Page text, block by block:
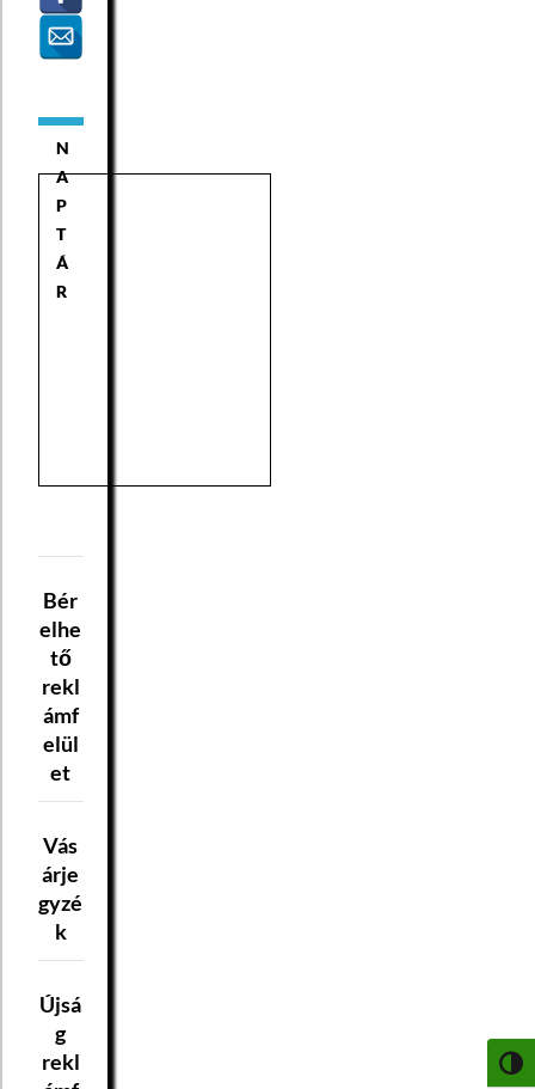
N
A
P
T
Á
R
Bér
elhe
tő
rekl
ámf
elül
et
Vás
árje
gyzé
k
Újsá
g
rekl